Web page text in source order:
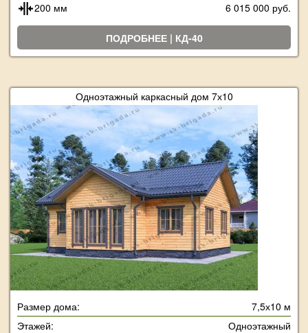
200 мм
6 015 000 руб.
ПОДРОБНЕЕ | КД-40
Одноэтажный каркасный дом 7х10
Размер дома:
7,5х10 м
Этажей:
Одноэтажный